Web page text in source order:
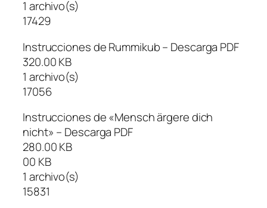
1 archivo(s)
17429
Instrucciones de Rummikub – Descarga PDF
320.00 KB
1 archivo(s)
17056
Instrucciones de «Mensch ärgere dich
nicht» – Descarga PDF
280.00 KB
00 KB
1 archivo(s)
15831